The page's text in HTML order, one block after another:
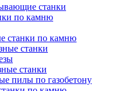
станки
по камню
станки по камню
станки
станки
пилы по газобетону